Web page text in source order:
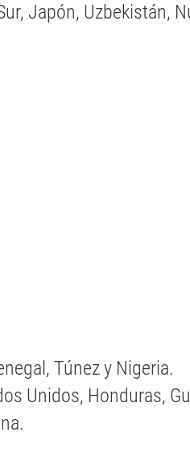
Japón, Uzbekistán,
Túnez y Nigeria.
Unidos, Honduras,